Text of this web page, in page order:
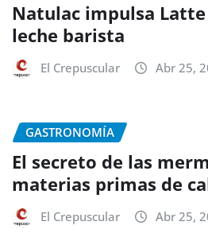
Natulac impulsa
leche barista
El Crepuscular Abr 25,
GASTRONOMÍA
El secreto de las
materias primas de
El Crepuscular Abr 25,